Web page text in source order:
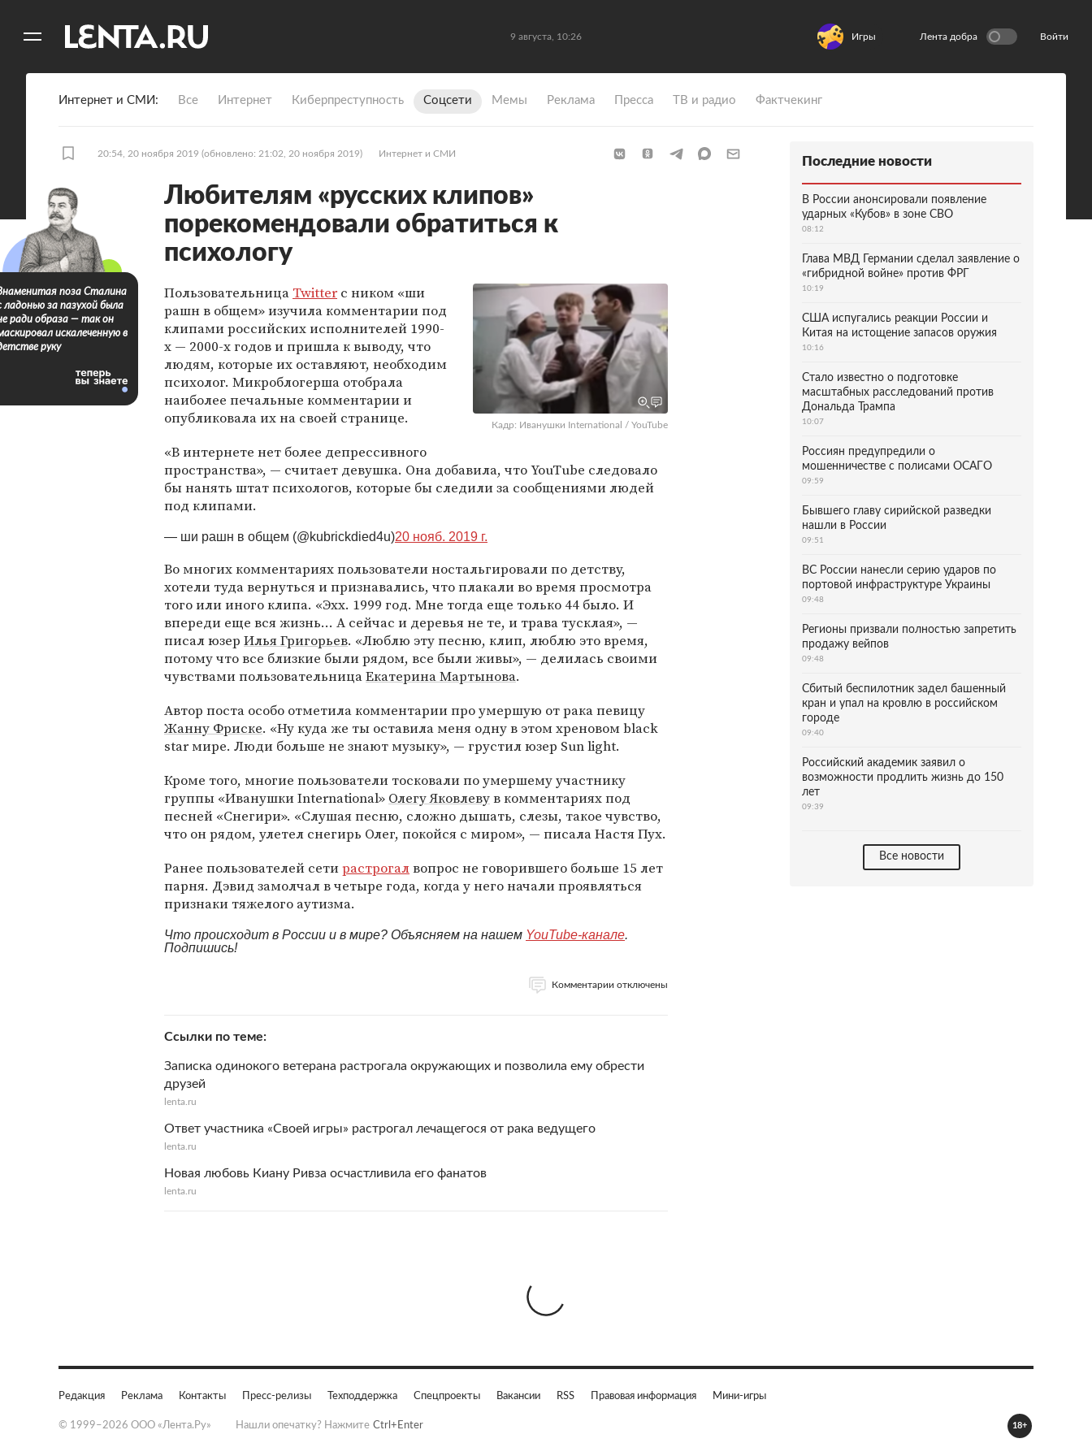
9 августа, 10:26 Игры Лента добра Войти
Интернет и СМИ Все Интернет Киберпреступность Coцсети Мемы Реклама Пресса ТВ и радио Фактчекинг
20:54, 20 ноября 2019 (обновлено: 21:02, 20 ноября 2019) Интернет и СМИ
Любителям «русских клипов»
порекомендовали обратиться к
психологу
Кадр: Иванушки International / YouTube
Пользовательница Twitter c ником «ши
рашн в общем» изучила комментарии под
клипами российских исполнителей 1990-
х — 2000-х годов и пришла к выводу, что
людям, которые их оставляют, необходим
психолог. Микроблогерша отобрала
наиболее печальные комментарии и
опубликовала их на своей странице.
«В интернете нет более депрессивного
пространства», — считает девушка. Она добавила, что YouTube следовало
бы нанять штат психологов, которые бы следили за сообщениями людей
под клипами.
— ши рашн в общем (@kubrickdied4u)20 нояб. 2019 г.
Во многих комментариях пользователи ностальгировали по детству,
хотели туда вернуться и признавались, что плакали во время просмотра
того или иного клипа. «Эхх. 1999 год. Мне тогда еще только 44 было. И
впереди еще вся жизнь... А сейчас и деревья не те, и трава тусклая», —
писал юзер Илья Григорьев. «Люблю эту песню, клип, люблю это время,
потому что все близкие были рядом, все были живы», — делилась своими
чувствами пользовательницаЕкатерина Мартынова.
Автор поста особо отметила комментарии про умершую от рака певицу
Жанну Фриске. «Ну куда же ты оставила меня одну в этом хреновом black
star мире. Люди больше не знают музыку», — грустил юзер Sun light.
Кроме того, многие пользователи тосковали по умершему участнику
группы «Иванушки International» Олегу Яковлевув комментариях под
песней «Снегири». «Слушая песню, сложно дышать, слезы, такое чувство,
что он рядом, улетел снегирь Олег, покойся с миром», — писала Настя Пух.
Ранее пользователей сетирастрогалвопрос не говорившего больше 15 лет
парня. Дэвид замолчал в четыре года, когда у него начали проявляться
признаки тяжелого аутизма.
Что происходит в России и в мире? Объясняем на нашем YouTube-канале.
Подпишись!
Комментарии отключены
Ссылки по теме
Записка одинокого ветерана растрогала окружающих и позволила ему обрести
друзей
lenta.ru
Ответ участника «Своей игры» растрогал лечащегося от рака ведущего
lenta.ru
Новая любовь Киану Ривза осчастливила его фанатов
lenta.ru
поза Сталина
ладонью за пазухой была
ради образа — так он
искалеченную в
руку
Последние новости
В России анонсировали появление
ударных «Кубов» в зоне СВО
08:12
Глава МВД Германии сделал заявление о
«гибридной войне» против ФРГ
10:19
США испугались реакции России и
Китая на истощение запасов оружия
10:16
Стало известно о подготовке
масштабных расследований против
Дональда Трампа
10:07
Россиян предупредили о
мошенничестве с полисами ОСАГО
09:59
Бывшего главу сирийской разведки
нашли в России
09:51
ВС России нанесли серию ударов по
портовой инфраструктуре Украины
09:48
Регионы призвали полностью запретить
продажу вейпов
09:48
Сбитый беспилотник задел башенный
кран и упал на кровлю в российском
городе
09:40
Российский академик заявил о
возможности продлить жизнь до 150
лет
09:39
Все новости
Редакция Реклама Контакты Пресс-релизы Техподдержка Спецпроекты Вакансии RSS Правовая информация Мини-игры
© 1999–2026 ООО «Лента.Ру» Нашли опечатку? Нажмите Ctrl+Enter 18+